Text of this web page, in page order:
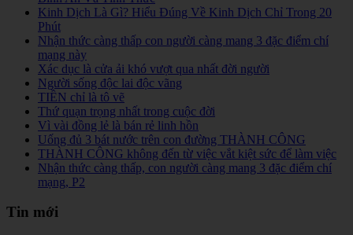
Kinh Dịch Là Gì? Hiểu Đúng Về Kinh Dịch Chỉ Trong 20
Phút
Nhận thức càng thấp con người càng mang 3 đặc điểm chí
mạng này
Xác dục là cửa ải khó vượt qua nhất đời người
Người sống độc lai độc vãng
TIỀN chỉ là tô vẽ
Thứ quạn trọng nhất trong cuộc đời
Vì vài đồng lẻ là bán rẻ linh hồn
Uống đủ 3 bát nước trên con đường THÀNH CÔNG
THÀNH CÔNG không đến từ việc vắt kiệt sức để làm việc
Nhận thức càng thấp, con người càng mang 3 đặc điểm chí
mạng, P2
Tin mới